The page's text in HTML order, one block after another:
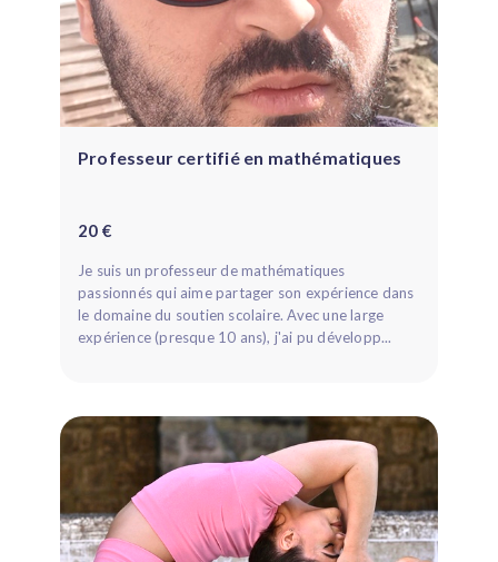
Professeur certifié en mathématiques
20 €
Je suis un professeur de mathématiques
passionnés qui aime partager son expérience dans
le domaine du soutien scolaire. Avec une large
expérience (presque 10 ans), j'ai pu développ...